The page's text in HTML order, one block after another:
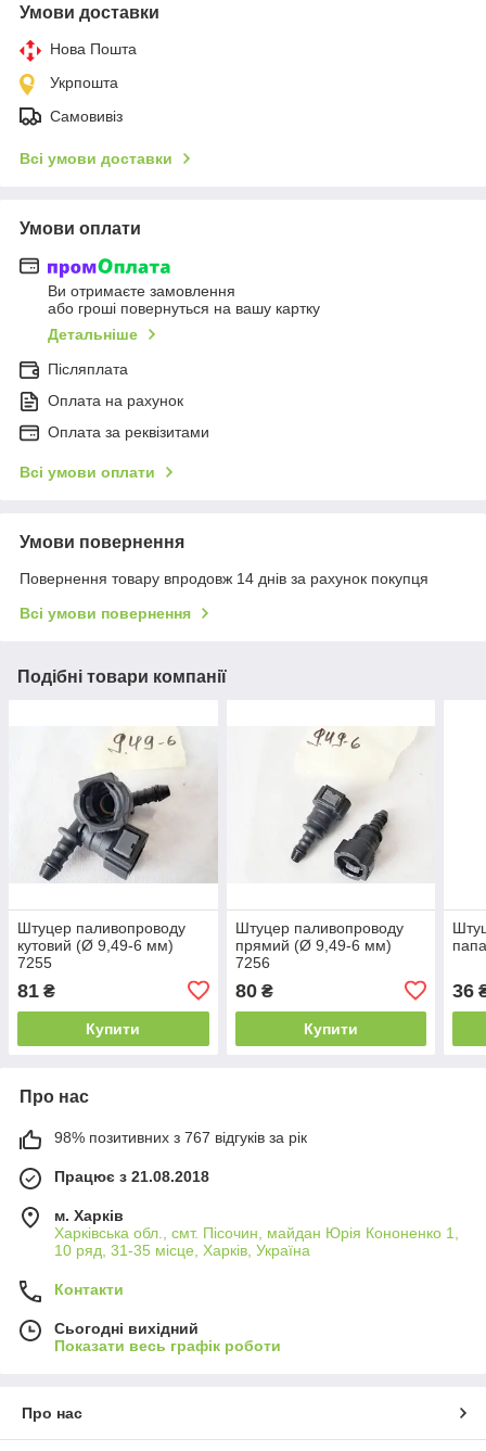
Умови доставки
Нова Пошта
Укрпошта
Самовивіз
Всі умови доставки
Умови оплати
Ви отримаєте замовлення
або гроші повернуться на вашу картку
Детальніше
Післяплата
Оплата на рахунок
Оплата за реквізитами
Всі умови оплати
Умови повернення
Повернення товару впродовж 14 днів за рахунок покупця
Всі умови повернення
Подібні товари компанії
Штуцер паливопроводу
кутовий (Ø 9,49-6 мм)
7255
81 ₴
Купити
Штуцер паливопроводу
прямий (Ø 9,49-6 мм)
7256
80₴
Купити
36
Про нас
98% позитивних з 767 відгуків за рік
Працює з 21.08.2018
м. Харків
Харківська обл., смт. Пісочин, майдан Юрія Кононенко 1,
10 ряд, 31-35 місце, Харків, Україна
Контакти
Сьогодні вихідний
Показати весь графік роботи
Про нас